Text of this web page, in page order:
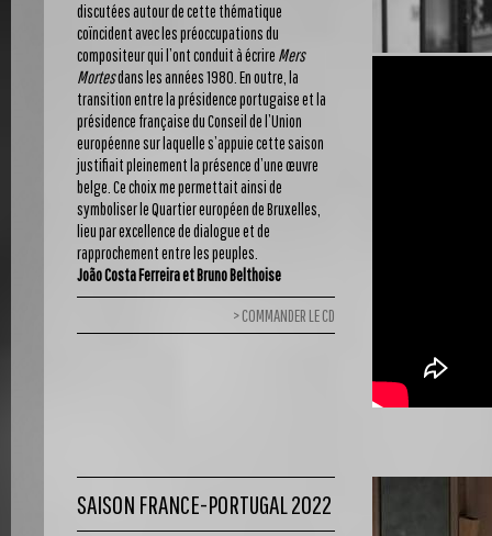
discutées autour de cette thématique
coïncident avec les préoccupations du
compositeur qui l’ont conduit à écrire Mers
Mortesdans les années 1980. En outre, la
transition entre la présidence portugaise et la
présidence française du Conseil de l’Union
européenne sur laquelle s’appuie cette saison
justifiait pleinement la présence d’une œuvre
belge. Ce choix me permettait ainsi de
symboliser le Quartier européen de Bruxelles,
lieu par excellence de dialogue et de
rapprochement entre les peuples.
João Costa Ferreira et Bruno Belthoise
COMMANDER LE CD
SAISON FRANCE-PORTUGAL 2022